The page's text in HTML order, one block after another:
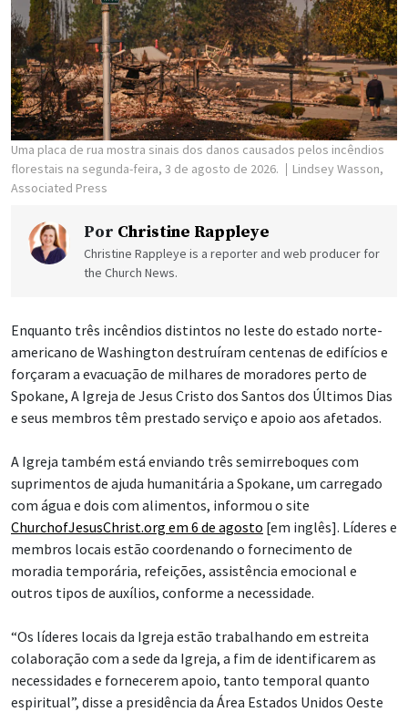
Uma placa de rua mostra sinais dos danos causados pelos incêndios
florestais na segunda-feira, 3 de agosto de 2026.
Lindsey Wasson,
Associated Press
Por Christine Rappleye
Christine Rappleye is a reporter and web producer for
the Church News.
Enquanto três incêndios distintos no leste do estado norte-
americano de Washington destruíram centenas de edifícios e
forçaram a evacuação de milhares de moradores perto de
Spokane, A Igreja de Jesus Cristo dos Santos dos Últimos Dias
e seus membros têm prestado serviço e apoio aos afetados.
A Igreja também está enviando três semirreboques com
suprimentos de ajuda humanitária a Spokane, um carregado
com água e dois com alimentos, informou o site
ChurchofJesusChrist.org em 6 de agosto [em inglês]. Líderes e
membros locais estão coordenando o fornecimento de
moradia temporária, refeições, assistência emocional e
outros tipos de auxílios, conforme a necessidade.
“Os líderes locais da Igreja estão trabalhando em estreita
colaboração com a sede da Igreja, a fim de identificarem as
necessidades e fornecerem apoio, tanto temporal quanto
espiritual”, disse a presidência da Área Estados Unidos Oeste